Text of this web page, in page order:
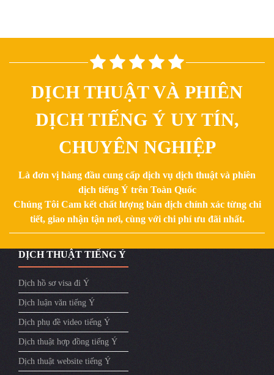
DỊCH THUẬT VÀ PHIÊN
DỊCH TIẾNG Ý UY TÍN,
CHUYÊN NGHIỆP
Là đơn vị hàng đầu cung cấp dịch vụ dịch thuật và phiên
dịch tiếng Ý trên Toàn Quốc
Chúng Tôi Cam kết chất lượng bản dịch chính xác từng chi
tiết, giao nhận tận nơi, cùng với chi phí ưu đãi nhất.
DỊCH THUẬT TIẾNG Ý
Dịch hồ sơ visa đi Ý
Dịch luận văn tiếng Ý
Dịch phụ đề video tiếng Ý
Dịch thuật hợp đồng tiếng Ý
Dịch thuật website tiếng Ý